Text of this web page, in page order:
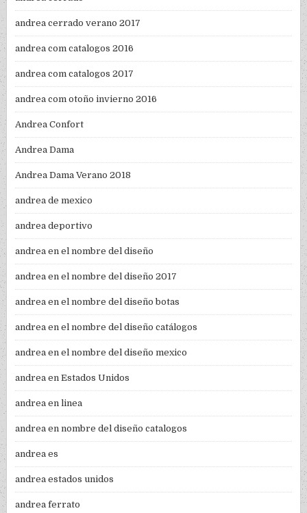
andrea cerrado verano 2017
andrea com catalogos 2016
andrea com catalogos 2017
andrea com otoño invierno 2016
Andrea Confort
Andrea Dama
Andrea Dama Verano 2018
andrea de mexico
andrea deportivo
andrea en el nombre del diseño
andrea en el nombre del diseño 2017
andrea en el nombre del diseño botas
andrea en el nombre del diseño catálogos
andrea en el nombre del diseño mexico
andrea en Estados Unidos
andrea en linea
andrea en nombre del diseño catalogos
andrea es
andrea estados unidos
andrea ferrato